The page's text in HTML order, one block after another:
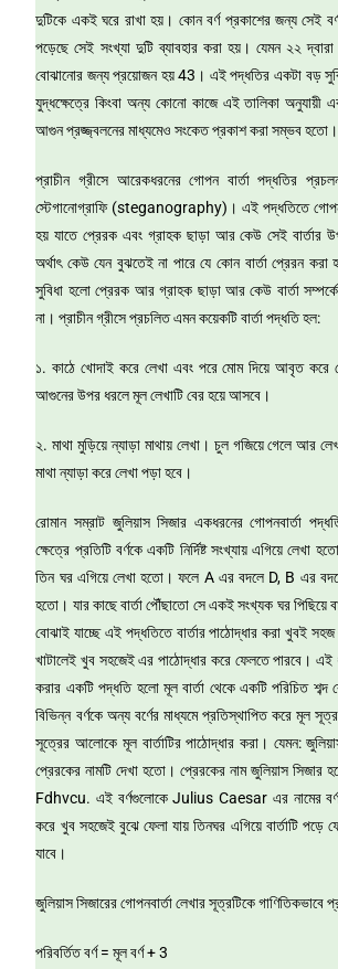
দুটিকে একই ঘরে রাখা হয়। কোন বর্ণ প্রকাশের জন্য সেই
পড়েছে সেই সংখ্যা দুটি ব্যাবহার করা হয়। যেমন ২২
বোঝানোর জন্য প্রয়োজন হয় 43। এই পদ্ধতির একটা বড়
যুদ্ধক্ষেত্রে কিংবা অন্য কোনো কাজে এই তালিকা অনুযায়ী
আগুন প্রজ্জ্বলনের মাধ্যমেও সংকেত প্রকাশ করা সম্ভব হতো।
প্রাচীন গ্রীসে আরেকধরনের গোপন বার্তা পদ্ধতির
স্টেগানোগ্রাফি (steganography)। এই পদ্ধতিতে
হয় যাতে প্রেরক এবং গ্রাহক ছাড়া আর কেউ সেই বার্তার
অর্থাৎ কেউ যেন বুঝতেই না পারে যে কোন বার্তা প্রেরন
সুবিধা হলো প্রেরক আর গ্রাহক ছাড়া আর কেউ বার্তা
না। প্রাচীন গ্রীসে প্রচলিত এমন কয়েকটি বার্তা পদ্ধতি হল:
১. কাঠে খোদাই করে লেখা এবং পরে মোম দিয়ে আবৃত করে
আগুনের উপর ধরলে মূল লেখাটি বের হয়ে আসবে।
২. মাথা মুড়িয়ে ন্যাড়া মাথায় লেখা। চুল গজিয়ে গেলে আর
মাথা ন্যাড়া করে লেখা পড়া হবে।
রোমান সম্রাট জুলিয়াস সিজার একধরনের গোপনবার্তা
ক্ষেত্রে প্রতিটি বর্ণকে একটি নির্দিষ্ট সংখ্যায় এগিয়ে লেখা
তিন ঘর এগিয়ে লেখা হতো। ফলে A এর বদলে D, B এর বদলে
হতো। যার কাছে বার্তা পৌঁছাতো সে একই সংখ্যক ঘর পিছিয়ে
বোঝাই যাচ্ছে এই পদ্ধতিতে বার্তার পাঠোদ্ধার করা খুবই
খাটালেই খুব সহজেই এর পাঠোদ্ধার করে ফেলতে পারবে। এই
করার একটি পদ্ধতি হলো মূল বার্তা থেকে একটি পরিচিত শব্দ
বিভিন্ন বর্ণকে অন্য বর্ণের মাধ্যমে প্রতিস্থাপিত করে মূল
সূত্রের আলোকে মূল বার্তাটির পাঠোদ্ধার করা। যেমন:
প্রেরকের নামটি দেখা হতো। প্রেরকের নাম জুলিয়াস
Fdhvcu. এই বর্ণগুলোকে Julius Caesar এর নামের
করে খুব সহজেই বুঝে ফেলা যায় তিনঘর এগিয়ে বার্তাটি পড়ে
যাবে।
জুলিয়াস সিজারের গোপনবার্তা লেখার সূত্রটিকে গাণিতিকভাবে
পরিবর্তিত বর্ণ = মূল বর্ণ + 3